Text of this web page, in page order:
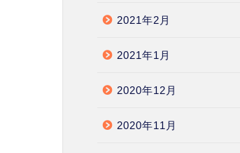
2021年2月
2021年1月
2020年12月
2020年11月